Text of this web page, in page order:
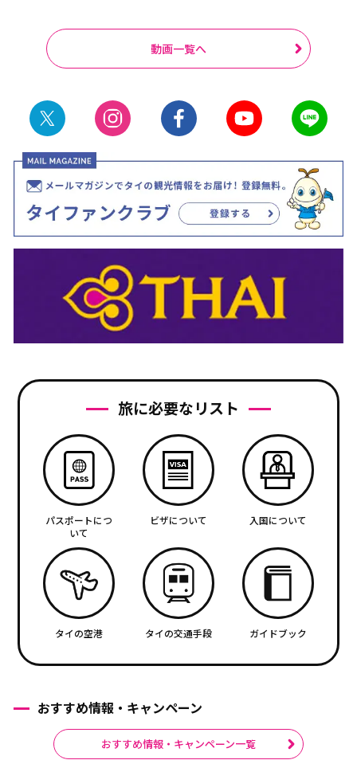
動画一覧へ
旅に必要なリスト
パスポートにつ
いて
ビザについて 入国について
タイの空港 タイの交通手段 ガイドブック
おすすめ情報・キャンペーン
おすすめ情報・キャンペーン一覧